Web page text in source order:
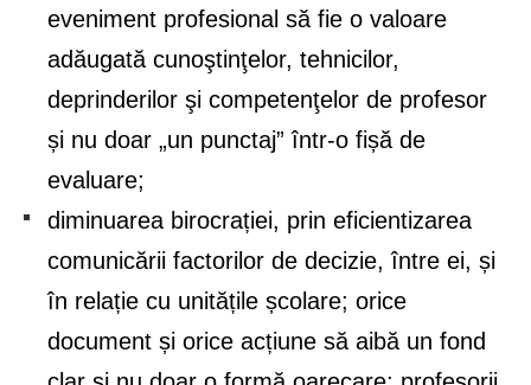
eveniment profesional să fie o valoare
adăugată cunoştinţelor, tehnicilor,
deprinderilor şi competenţelor de profesor
și nu doar „un punctaj” într-o fișă de
evaluare;
diminuarea birocrației, prin eficientizarea
comunicării factorilor de decizie, între ei, și
în relație cu unitățile școlare; orice
document și orice acțiune să aibă un fond